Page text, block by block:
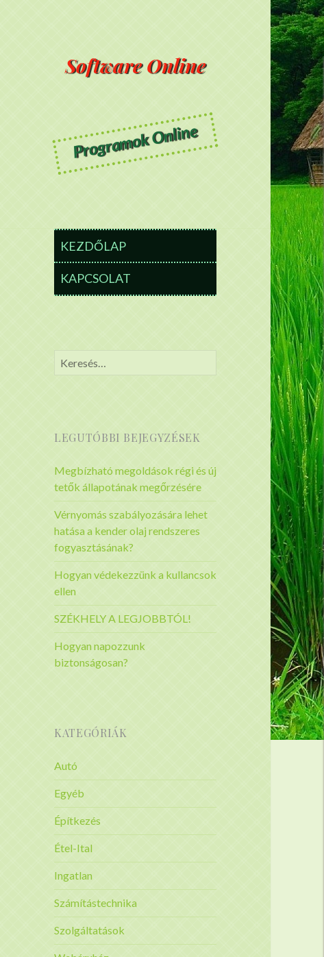
Software Online
Programok Online
KEZDŐLAP
KAPCSOLAT
Keresés:
LEGUTÓBBI BEJEGYZÉSEK
Megbízható megoldások régi és új
tetők állapotának megőrzésére
Vérnyomás szabályozására lehet
hatása a kender olaj rendszeres
fogyasztásának?
Hogyan védekezzünk a kullancsok
ellen
SZÉKHELY A LEGJOBBTÓL!
Hogyan napozzunk
biztonságosan?
KATEGÓRIÁK
Autó
Egyéb
Építkezés
Étel-Ital
Ingatlan
Számítástechnika
Szolgáltatások